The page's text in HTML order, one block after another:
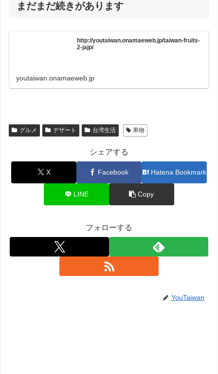
まだまだ続きがあります
http://youtaiwan.onamaeweb.jp/taiwan-fruits-
2-jajp/
youtaiwan.onamaeweb.jp
グルメ デザート 台湾生活 果物
シェアする
X Facebook Hatena Bookmark
LINE Copy
フォローする
YouTaiwan